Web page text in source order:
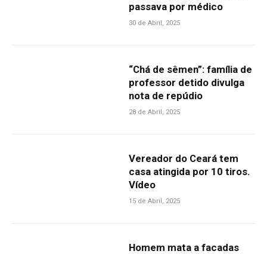
passava por médico
30 de Abril, 2025
“Chá de sêmen”: família de
professor detido divulga
nota de repúdio
28 de Abril, 2025
Vereador do Ceará tem
casa atingida por 10 tiros.
Vídeo
15 de Abril, 2025
Homem mata a facadas